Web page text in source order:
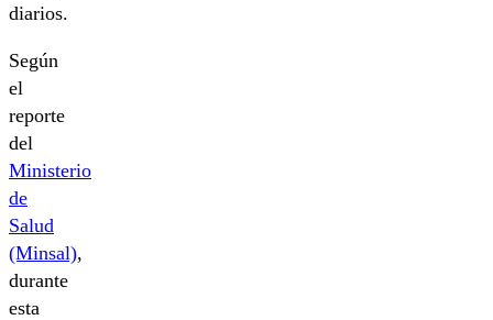
diarios.
Según
el
reporte
del
Ministerio
de
Salud
(Minsal),
durante
esta